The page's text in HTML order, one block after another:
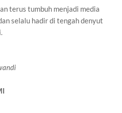
terus tumbuh menjadi media
selalu hadir di tengah denyut